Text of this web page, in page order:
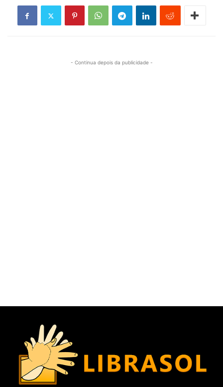
- Continua depois da publicidade -